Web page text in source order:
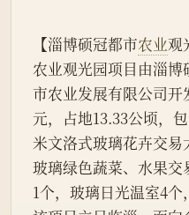
【淄博硕冠都市农业观
农业观光园项目由淄博
市农业发展有限公司
元，占地13.33公顷，
米文洛式玻璃花卉交易
玻璃绿色蔬菜、水果交
1个，玻璃日光温室4个